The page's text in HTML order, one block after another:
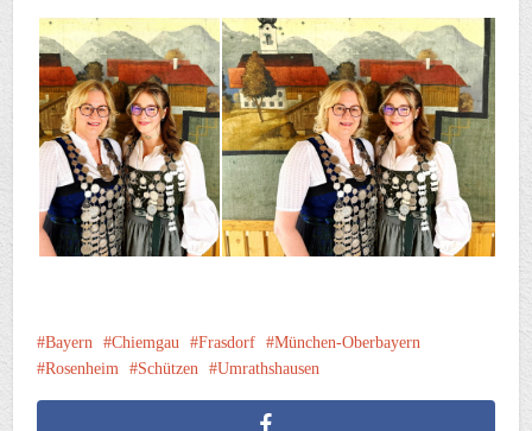
Bayern Chiemgau Frasdorf
München-Oberbayern
Rosenheim
Schützen Umrathshausen